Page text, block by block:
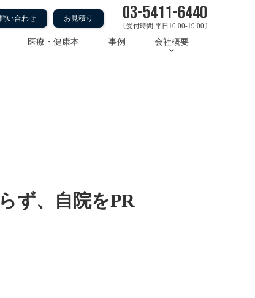
医療・健康本 事例 会社概要
い合わせ お見積り 03-5411-6440
〔受付時間 平日10:00-19:00〕
ず、自院をPR